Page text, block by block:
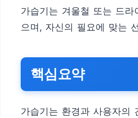
가습기는 겨울철 또는 드
으며, 자신의 필요에 맞는
핵심요약
가습기는 환경과 사용자의